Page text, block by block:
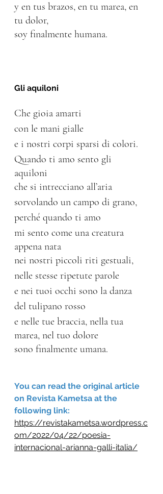
y en tus brazos, en tu marea, en
tu dolor,
soy finalmente humana.
Gli aquiloni
Che gioia amarti
con le mani gialle
e i nostri corpi sparsi di colori.
Quando ti amo sento gli
aquiloni
che si intrecciano all’aria
sorvolando un campo di grano,
perché quando ti amo
mi sento come una creatura
appena nata
nei nostri piccoli riti gestuali,
nelle stesse ripetute parole
e nei tuoi occhi sono la danza
del tulipano rosso
e nelle tue braccia, nella tua
marea, nel tuo dolore
sono finalmente umana.
You can read the original article
on Revista Kametsa at the
following link:
https://revistakametsa.wordpress.c
om/2022/04/22/poesia-
internacional-arianna-galli-italia/